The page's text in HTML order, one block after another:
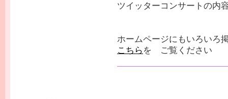
ツイッターコンサートの
ホームページにもいろいろ
こちら を ご覧ください